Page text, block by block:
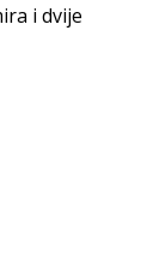
i dvije